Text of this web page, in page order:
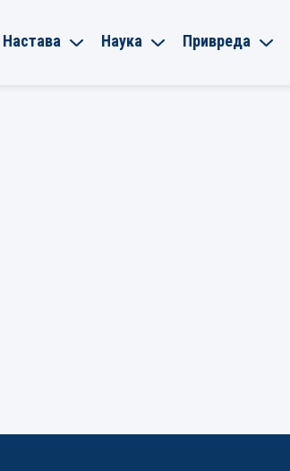
Настава Наука Привреда